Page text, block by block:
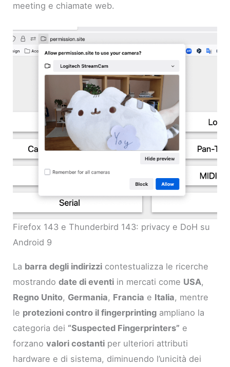
meeting e chiamate web.
Firefox 143 e Thunderbird 143: privacy e DoH su
Android 9
La barra degli indirizzi contestualizza le ricerche
mostrandodate di eventi in mercati come USA,
Regno Unito, Germania, Francia e Italia, mentre
le protezioni contro il fingerprinting ampliano la
categoria dei “Suspected Fingerprinters” e
forzanovalori costanti per ulteriori attributi
hardware e di sistema, diminuendo l’unicità dei